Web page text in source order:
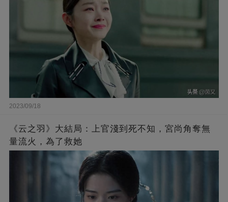
2023/09/18
《云之羽》大結局：上官淺到死不知，宮尚角奪無
量流火，為了救她